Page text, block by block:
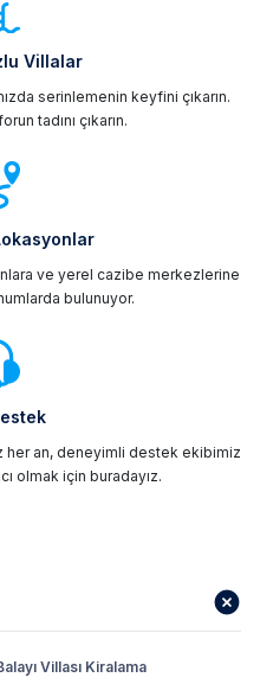
Villalar
serinlemenin keyfini çıkarın.
tadını çıkarın.
ve yerel cazibe merkezlerine
bulunuyor.
her an, deneyimli destek ekibimiz
olmak için buradayız.
Villası Kiralama